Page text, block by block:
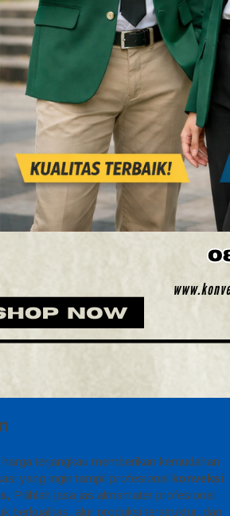
terjangkau memberikan kemudahan
yang ingin tampil profesional konveksi
Pilihlah jasa jas almamater profesional
berkualitas, alur produksi terstruktur, dan